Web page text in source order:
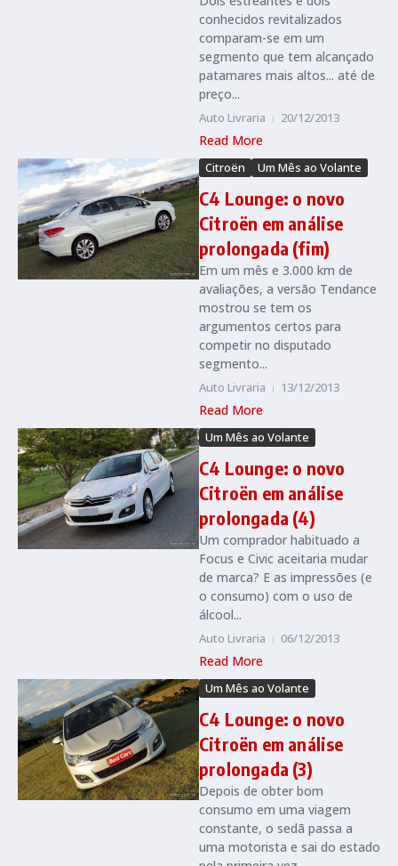
conhecidos revitalizados
comparam-se em um
segmento que tem alcançado
patamares mais altos... até de
preço...
Auto Livraria 20/12/2013
Read More
Citroën Um Mês ao Volante
C4 Lounge: o novo
Citroën em análise
prolongada (fim)
Em um mês e 3.000 km de
avaliações, a versão Tendance
mostrou se tem os
argumentos certos para
competir no disputado
segmento...
Auto Livraria 13/12/2013
Read More
Um Mês ao Volante
C4 Lounge: o novo
Citroën em análise
prolongada (4)
Um comprador habituado a
Focus e Civic aceitaria mudar
de marca? E as impressões (e
o consumo) com o uso de
álcool...
Auto Livraria 06/12/2013
Read More
Um Mês ao Volante
C4 Lounge: o novo
Citroën em análise
prolongada (3)
Depois de obter bom
consumo em uma viagem
constante, o sedã passa a
uma motorista e sai do estado